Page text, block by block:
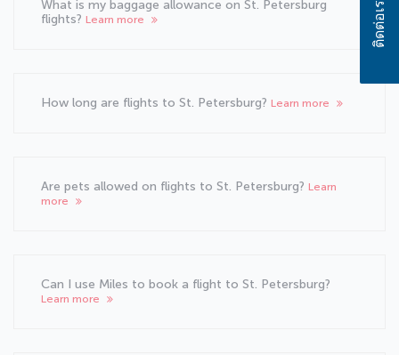
What is my baggage allowance on St. Petersburg
flights? Learn more
How long are flights to St. Petersburg? Learn more
Are pets allowed on flights to St. Petersburg? Learn
more
Can I use Miles to book a flight to St. Petersburg?
Learn more
ติดต่อเรา